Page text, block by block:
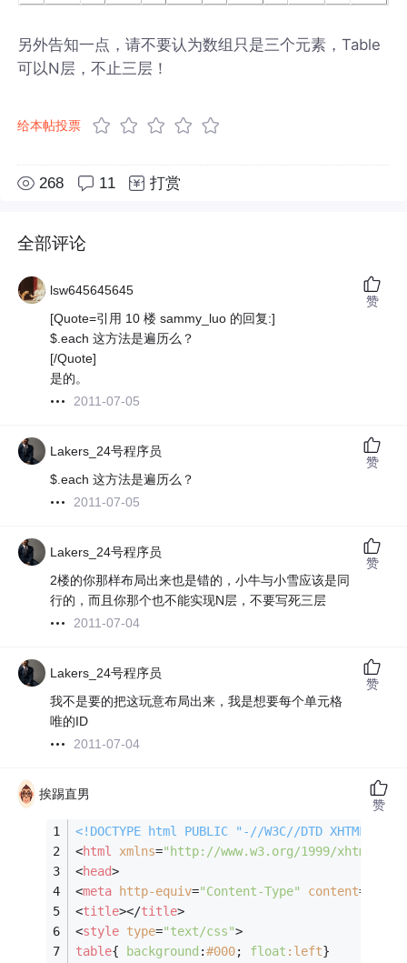
另外告知一点，请不要认为数组只是三个元素，Table
可以N层，不止三层！
给本帖投票
268 11 打赏
全部评论
lsw645645645
[Quote=引用 10 楼 sammy_luo 的回复:]
$.each 这方法是遍历么？
[/Quote]
是的。
2011-07-05
赞
Lakers_24号程序员
$.each 这方法是遍历么？
2011-07-05
赞
Lakers_24号程序员
2楼的你那样布局出来也是错的，小牛与小雪应该是同
行的，而且你那个也不能实现N层，不要写死三层
2011-07-04
赞
Lakers_24号程序员
我不是要的把这玩意布局出来，我是想要每个单元格
唯的ID
2011-07-04
赞
挨踢直男
<!DOCTYPE html PUBLIC
"-//W3C//DTD XHTML
<html xmlns="http://www.w3.org/1999/xhtml"
<head>
<meta http-equiv="Content-Type" content=
<title></title>
<style type="text/css">
table{ background :#000; float :left}
赞